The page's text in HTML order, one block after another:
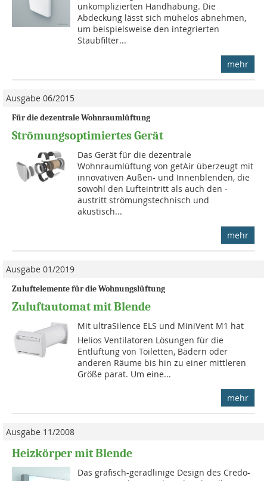
unkomplizierten Handhabung. Die
Abdeckung lässt sich mühelos abnehmen,
um beispielsweise den integrierten
Staubfilter...
mehr
Ausgabe 06/2015
Für die dezentrale Wohnraumlüftung
Strömungsoptimiertes Gerät
Das Gerät für die dezentrale
Wohnraumlüftung von getAir überzeugt mit
innovativen Außen- und Innenblenden, die
so­wohl den Lufteintritt als auch den -
austritt strömungstechnisch und
akustisch...
mehr
Ausgabe 01/2019
Zuluftelemente für die Wohnungslüftung
Zuluftautomat mit Blende
Mit ultraSilence ELS und MiniVent M1 hat
Helios Ventilatoren Lösungen für die
Entlüftung von Toiletten, Bädern oder
anderen Räume bis hin zu einer mittleren
Größe parat. Um eine...
mehr
Ausgabe 11/2008
Heizkörper mit Blende
Das grafisch-geradlinige Design des Credo-